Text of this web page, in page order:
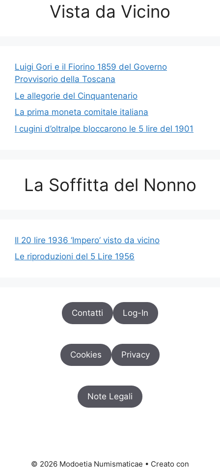
Vista da Vicino
Luigi Gori e il Fiorino 1859 del Governo
Provvisorio della Toscana
Le allegorie del Cinquantenario
La prima moneta comitale italiana
I cugini d’oltralpe bloccarono le 5 lire del 1901
La Soffitta del Nonno
Il 20 lire 1936 ‘Impero’ visto da vicino
Le riproduzioni del 5 Lire 1956
Contatti Log-In
Cookies Privacy
Note Legali
© 2026 Modoetia Numismaticae • Creato con